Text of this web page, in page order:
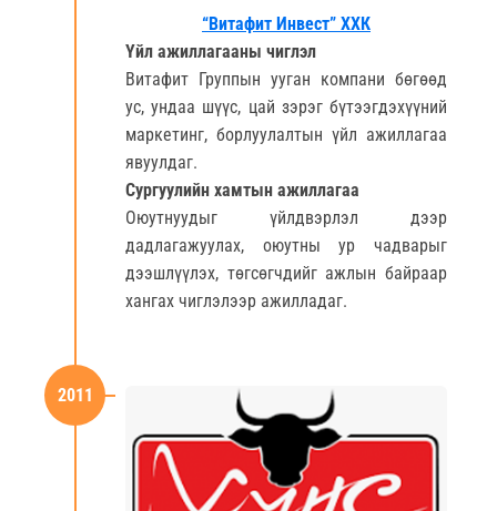
“Витафит Инвест” ХХК
Үйл ажиллагааны чиглэл
Витафит Группын ууган компани бөгөөд
ус, ундаа шүүс, цай зэрэг бүтээгдэхүүний
маркетинг, борлуулалтын үйл ажиллагаа
явуулдаг.
Сургуулийн хамтын ажиллагаа
Оюутнуудыг үйлдвэрлэл дээр
дадлагажуулах, оюутны ур чадварыг
дээшлүүлэх, төгсөгчдийг ажлын байраар
хангах чиглэлээр ажилладаг.
2011